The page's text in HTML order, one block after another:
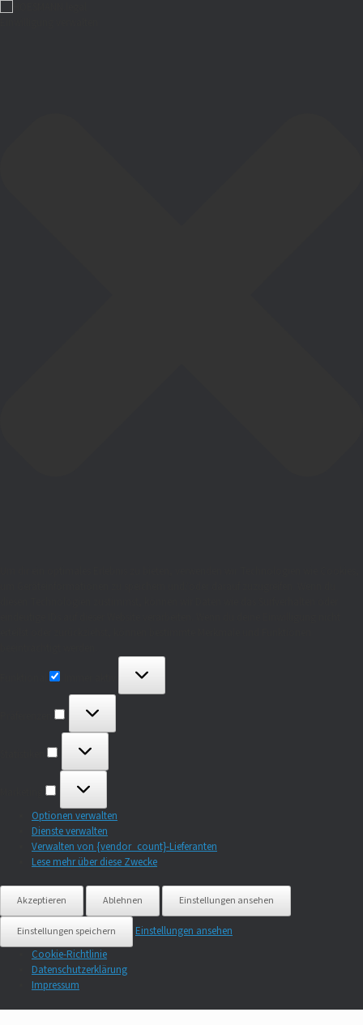
Optionen verwalten
Dienste verwalten
Verwalten von {vendor_count}-Lieferanten
Lese mehr über diese Zwecke
Akzeptieren Ablehnen Einstellungen ansehen
Einstellungen speichern
Einstellungen ansehen
Cookie-Richtlinie
Datenschutzerklärung
Impressum